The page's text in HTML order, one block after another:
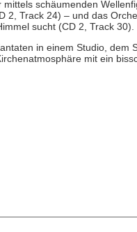
schäumenden
2, Track 24) – und das
sucht (CD 2, Track 30).
in einem Studio, dem
mit ein